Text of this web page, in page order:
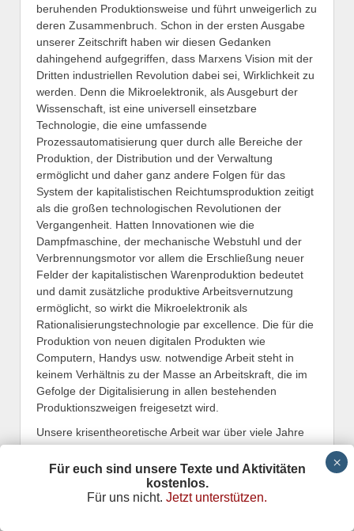
beruhenden Produktionsweise und führt unweigerlich zu
deren Zusammenbruch. Schon in der ersten Ausgabe
unserer Zeitschrift haben wir diesen Gedanken
dahingehend aufgegriffen, dass Marxens Vision mit der
Dritten industriellen Revolution dabei sei, Wirklichkeit zu
werden. Denn die Mikroelektronik, als Ausgeburt der
Wissenschaft, ist eine universell einsetzbare
Technologie, die eine umfassende
Prozessautomatisierung quer durch alle Bereiche der
Produktion, der Distribution und der Verwaltung
ermöglicht und daher ganz andere Folgen für das
System der kapitalistischen Reichtumsproduktion zeitigt
als die großen technologischen Revolutionen der
Vergangenheit. Hatten Innovationen wie die
Dampfmaschine, der mechanische Webstuhl und der
Verbrennungsmotor vor allem die Erschließung neuer
Felder der kapitalistischen Warenproduktion bedeutet
und damit zusätzliche produktive Arbeitsvernutzung
ermöglicht, so wirkt die Mikroelektronik als
Rationalisierungstechnologie par excellence. Die für die
Produktion von neuen digitalen Produkten wie
Computern, Handys usw. notwendige Arbeit steht in
keinem Verhältnis zu der Masse an Arbeitskraft, die im
Gefolge der Digitalisierung in allen bestehenden
Produktionszweigen freigesetzt wird.
Unsere krisentheoretische Arbeit war über viele Jahre
hinweg darauf fokussiert, die These von der
fundamentalen Krise der Wertproduktion zu
untermauern und zu konkretisieren. Trotzdem spielte in
unserer Argumentation auch das Phänomen des
Für euch sind unsere Texte und Aktivitäten
kostenlos.
Für uns nicht. Jetzt unterstützen.